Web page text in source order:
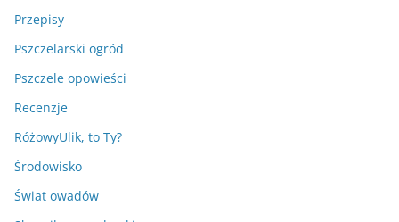
Przepisy
Pszczelarski ogród
Pszczele opowieści
Recenzje
RóżowyUlik, to Ty?
Środowisko
Świat owadów